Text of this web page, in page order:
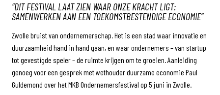
“DIT FESTIVAL LAAT ZIEN WAAR ONZE KRACHT LIGT:
SAMENWERKEN AAN EEN TOEKOMSTBESTENDIGE ECONOMIE”
Zwolle bruist van ondernemerschap. Het is een stad waar innovatie en
duurzaamheid hand in hand gaan, en waar ondernemers – van startup
tot gevestigde speler – de ruimte krijgen om te groeien. Aanleiding
genoeg voor een gesprek met wethouder duurzame economie Paul
Guldemond over het MKB Ondernemersfestival op 5 juni in Zwolle.